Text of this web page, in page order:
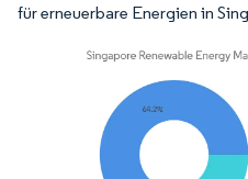
für erneuerbare Energien in